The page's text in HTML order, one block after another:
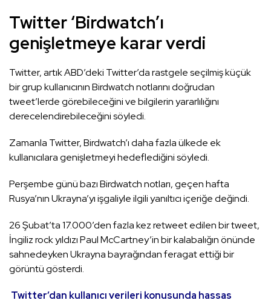
Twitter ‘Birdwatch’ı
genişletmeye karar verdi
Twitter, artık ABD’deki Twitter’da rastgele seçilmiş küçük
bir grup kullanıcının Birdwatch notlarını doğrudan
tweet’lerde görebileceğini ve bilgilerin yararlılığını
derecelendirebileceğini söyledi.
Zamanla Twitter, Birdwatch’ı daha fazla ülkede ek
kullanıcılara genişletmeyi hedeflediğini söyledi.
Perşembe günü bazı Birdwatch notları, geçen hafta
Rusya’nın Ukrayna’yı işgaliyle ilgili yanıltıcı içeriğe değindi.
26 Şubat’ta 17.000’den fazla kez retweet edilen bir tweet,
İngiliz rock yıldızı Paul McCartney’in bir kalabalığın önünde
sahnedeyken Ukrayna bayrağından feragat ettiği bir
görüntü gösterdi.
Twitter’dan kullanıcı verileri konusunda hassas